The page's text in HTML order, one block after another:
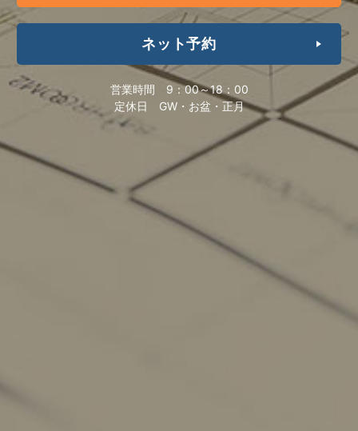
ネット予約
営業時間 9：00～18：00
定休日 GW・お盆・正月